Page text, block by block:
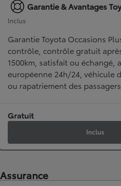
Garantie & Avantages
Inclus
Garantie Toyota Occasions
contrôle, contrôle gratuit
1500km, satisfait ou échangé,
européenne 24h/24, véhicule
ou rapatriement des passagers
Gratuit
Inclus
Assurance